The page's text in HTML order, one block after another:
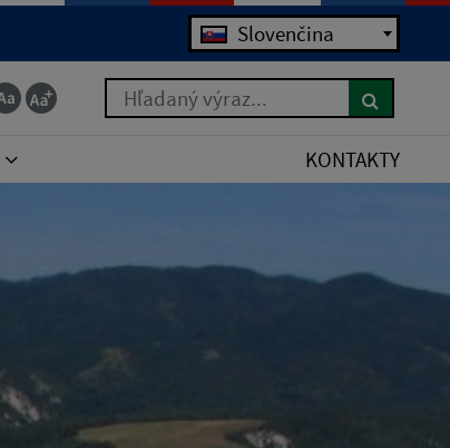
Jazyk Slovenčina
Hľadaný výraz...
KONTAKTY